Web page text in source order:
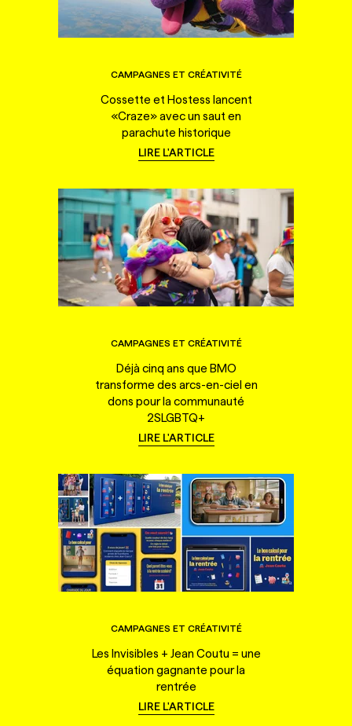
CAMPAGNES ET CRÉATIVITÉ
Cossette et Hostess lancent
«Craze» avec un saut en
parachute historique
LIRE L'ARTICLE
CAMPAGNES ET CRÉATIVITÉ
Déjà cinq ans que BMO
transforme des arcs-en-ciel en
dons pour la communauté
2SLGBTQ+
LIRE L'ARTICLE
CAMPAGNES ET CRÉATIVITÉ
Les Invisibles + Jean Coutu = une
équation gagnante pour la
rentrée
LIRE L'ARTICLE